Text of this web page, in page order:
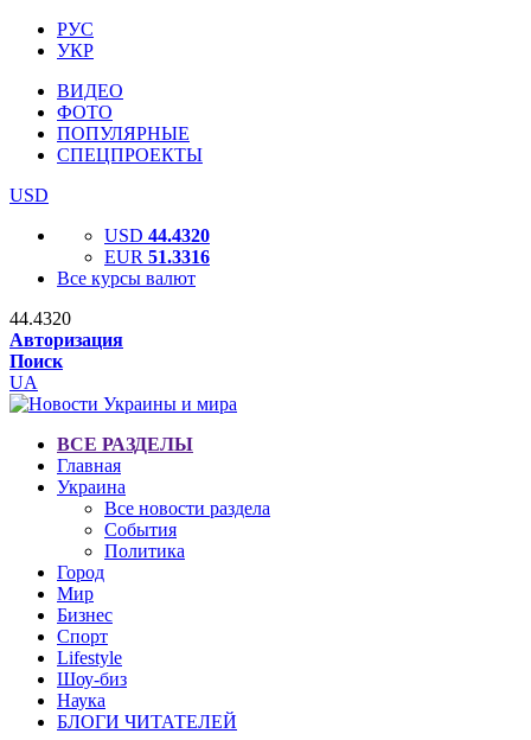
РУС
УКР
ВИДЕО
ФОТО
ПОПУЛЯРНЫЕ
СПЕЦПРОЕКТЫ
USD
USD 44.4320
EUR 51.3316
Все курсы валют
44.4320
Авторизация
Поиск
UA
ВСЕ РАЗДЕЛЫ
Главная
Украина
Все новости раздела
События
Политика
Город
Мир
Бизнес
Спорт
Lifestyle
Шоу-биз
Наука
БЛОГИ ЧИТАТЕЛЕЙ